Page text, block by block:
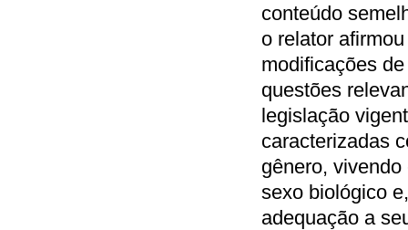
conteúdo
o relator
modificações
questões
legislação
caracterizadas
gênero,
sexo biológico
adequação a